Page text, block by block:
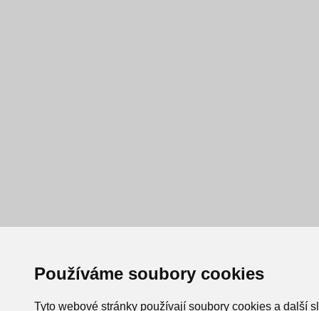
Používáme soubory cookies
Tyto webové stránky používají soubory cookies a další